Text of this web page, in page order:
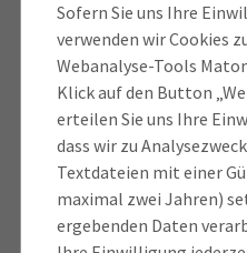
Sofern Sie uns Ihre
verwenden wir Cookies
Webanalyse-Tools
Klick auf den Button
erteilen Sie uns Ihre
dass wir zu
Textdateien mit einer
maximal zwei Jahren)
ergebenden Daten
Entscheidet sich der
Sie als Verkäufer das
durchzuführen. Erst
Kunde vom Kaufvertrag
zurückfordern. Der
der Nachlieferung durch
sei denn, diese ist für ihn